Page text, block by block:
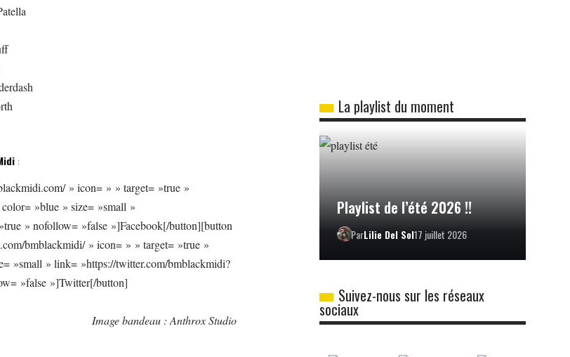
:
» icon= » » target= »true »
»blue » size= »small »
» nofollow= »false »]Facebook[/button][button
bmblackmidi/ » icon= » » target= »true »
»small » link= »https://twitter.com/bmblackmidi?
»false »]Twitter[/button]
Image bandeau : Anthrox Studio
La playlist du moment
Playlist de l’été 2026 !!
ParLilie Del Sol17 juillet 2026
Suivez-nous sur les réseaux
sociaux